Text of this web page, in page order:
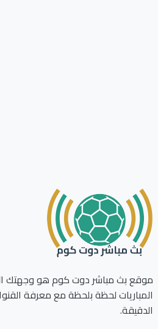
بث مباشر دوت كوم هو وجهتك
لحظة بلحظة مع معرفة القنوات